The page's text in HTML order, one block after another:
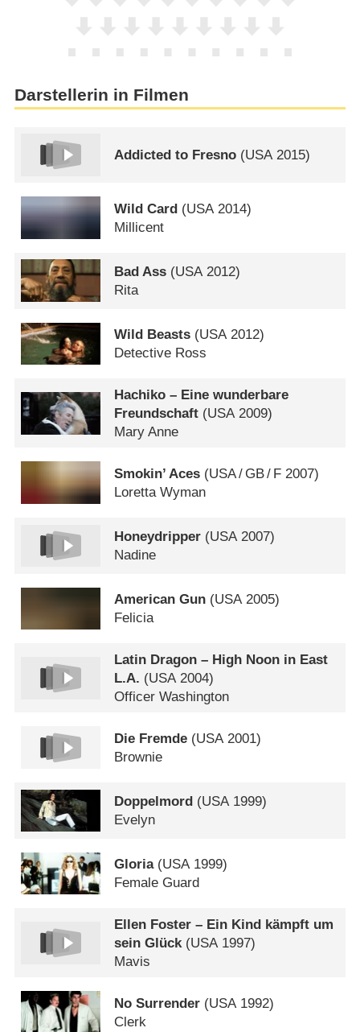
Darstellerin in Filmen
Addicted to Fresno (USA2015)
Wild Card (USA 2014)
Millicent
Bad Ass (USA 2012)
Rita
Wild Beasts (USA2012)
Detective Ross
Hachiko – Eine wunderbare
Freundschaft (USA2009)
Mary Anne
Smokin’ Aces (USA/ GB/ F 2007)
Loretta Wyman
Honeydripper (USA2007)
Nadine
American Gun (USA2005)
Felicia
Latin Dragon – High Noon in East
L.A. (USA2004)
Officer Washington
Die Fremde (USA 2001)
Brownie
Doppelmord (USA1999)
Evelyn
Gloria(USA1999)
Female Guard
Ellen Foster – Ein Kind kämpft um
sein Glück(USA1997)
Mavis
No Surrender (USA 1992)
Clerk